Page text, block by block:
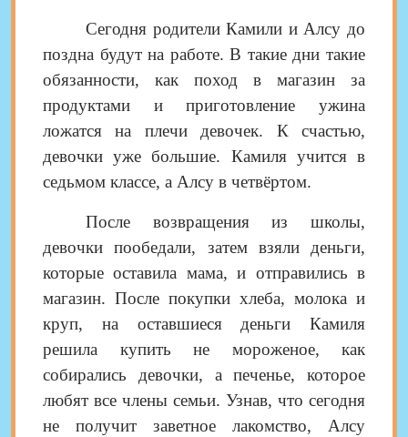
Сегодня родители Камили и Алсу до
поздна будут на работе. В такие дни такие
обязанности, как поход в магазин за
продуктами и приготовление ужина
ложатся на плечи девочек. К счастью,
девочки уже большие. Камиля учится в
седьмом классе, а Алсу в четвёртом.
После возвращения из школы,
девочки пообедали, затем взяли деньги,
которые оставила мама, и отправились в
магазин. После покупки хлеба, молока и
круп, на оставшиеся деньги Камиля
решила купить не мороженое, как
собирались девочки, а печенье, которое
любят все члены семьи. Узнав, что сегодня
не получит заветное лакомство, Алсу